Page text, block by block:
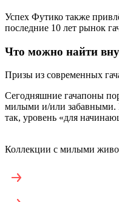
Успех Футико также
последние 10 лет рынок
Что можно найти
Призы из современных
Сегодняшние гачапоны
милыми и/или забавными.
так, уровень «для
Коллекции с милыми